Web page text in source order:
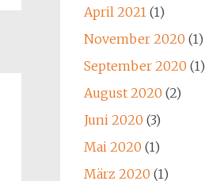
April 2021(1)
November 2020 (1)
September 2020 (1)
August 2020 (2)
Juni 2020 (3)
Mai 2020 (1)
März 2020 (1)